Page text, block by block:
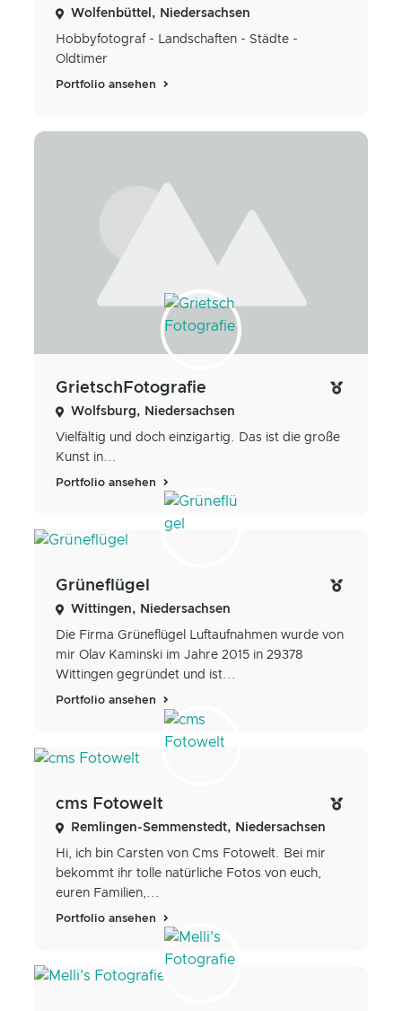
Wolfenbüttel, Niedersachsen
Hobbyfotograf - Landschaften - Städte -
Oldtimer
Portfolio ansehen
GrietschFotografie
Wolfsburg, Niedersachsen
Vielfältig und doch einzigartig. Das ist die große
Kunst in...
Portfolio ansehen
Grüneflügel
Wittingen, Niedersachsen
Die Firma Grüneflügel Luftaufnahmen wurde von
mir Olav Kaminski im Jahre 2015 in 29378
Wittingen gegründet und ist...
Portfolio ansehen
cms Fotowelt
Remlingen-Semmenstedt, Niedersachsen
Hi, ich bin Carsten von Cms Fotowelt. Bei mir
bekommt ihr tolle natürliche Fotos von euch,
euren Familien,...
Portfolio ansehen